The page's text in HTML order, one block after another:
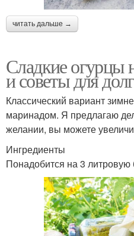
читать дальше →
Сладкие огурцы
и советы для
Классический вариант
маринадом. Я предлагаю
желании, вы можете
Ингредиенты
Понадобится на 3 литровую